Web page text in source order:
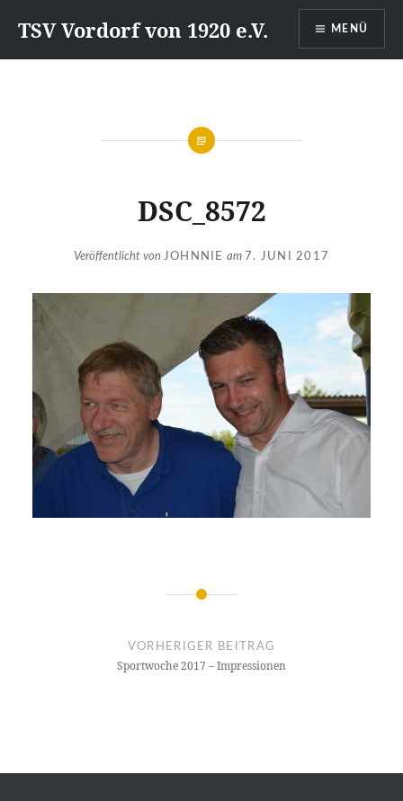
zumTSV Vordorf von 1920 e.V. MENÜ
DSC_8572
Veröffentlicht von JOHNNIE am 7. JUNI 2017
Beitragsnavigation
VORHERIGER BEITRAG
Sportwoche 2017 – Impressionen